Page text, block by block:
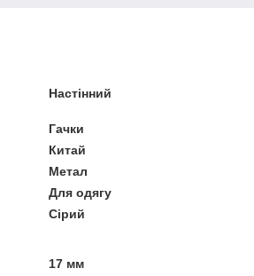
Настінний
Гачки
Китай
Метал
Для одягу
Сірий
17 мм